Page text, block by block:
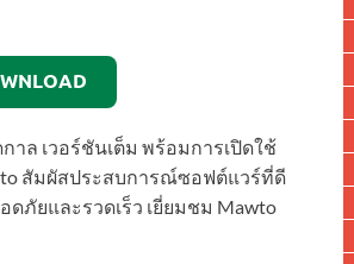
าล เวอร์ชันเต็ม พร้อมการเปิดใช้
สัมผัสประสบการณ์ซอฟต์แวร์ที่ดี
ภัยและรวดเร็ว เยี่ยมชม Mawto